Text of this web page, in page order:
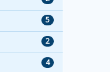
5
2
4